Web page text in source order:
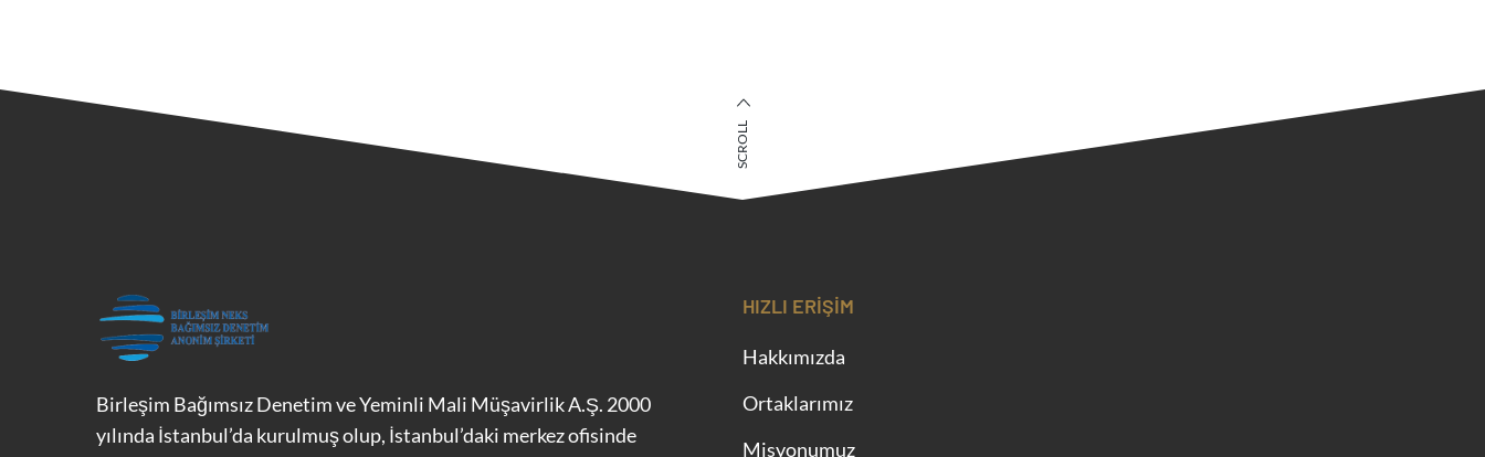
SCROLL
Birleşim Bağımsız Denetim ve Yeminli Mali Müşavirlik A.Ş. 2000
yılında İstanbul’da kurulmuş olup, İstanbul’daki merkez ofisinde
HIZLI ERIŞIM
Hakkımızda
Ortaklarımız
Misyonumuz